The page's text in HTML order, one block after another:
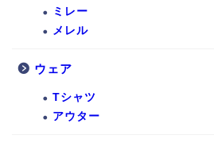
ミレー
メレル
ウェア
Tシャツ
アウター